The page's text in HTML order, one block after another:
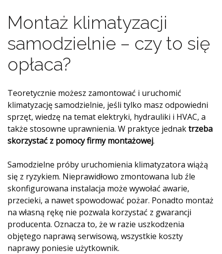
Montaż klimatyzacji
samodzielnie – czy to się
opłaca?
Teoretycznie możesz zamontować i uruchomić
klimatyzację samodzielnie, jeśli tylko masz odpowiedni
sprzęt, wiedzę na temat elektryki, hydrauliki i HVAC, a
także stosowne uprawnienia. W praktyce jednaktrzeba
skorzystać z pomocy firmy montażowej.
Samodzielne próby uruchomienia klimatyzatora wiążą
się z ryzykiem. Nieprawidłowo zmontowana lub źle
skonfigurowana instalacja może wywołać awarie,
przecieki, a nawet spowodować pożar. Ponadto montaż
na własną rękę nie pozwala korzystać z gwarancji
producenta. Oznacza to, że w razie uszkodzenia
objętego naprawą serwisową, wszystkie koszty
naprawy poniesie użytkownik.